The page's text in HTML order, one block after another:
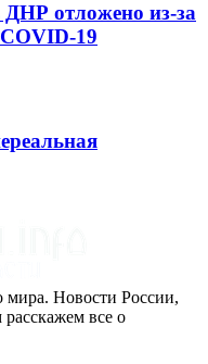
ДНР отложено из-за
19
мира. Новости России,
все о